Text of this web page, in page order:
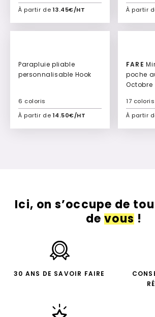
À partir de 13.45€/HT
Ajouter à mon devis
À partir
Parapluie pliable
personnalisable Hook
À partir de 14.50€/HT
6 coloris
Ajouter à mon devis
FARE Mini parapluie de
poche
Octobre
À partir
17 coloris
Ici, on s’occupe de
devous!
30 ANS DE SAVOIR FAIRE